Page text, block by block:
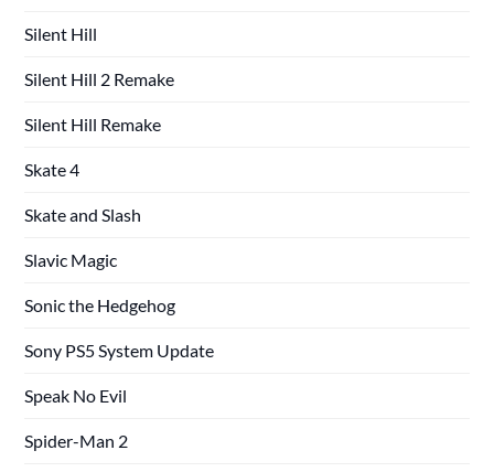
Silent Hill
Silent Hill 2 Remake
Silent Hill Remake
Skate 4
Skate and Slash
Slavic Magic
Sonic the Hedgehog
Sony PS5 System Update
Speak No Evil
Spider-Man 2